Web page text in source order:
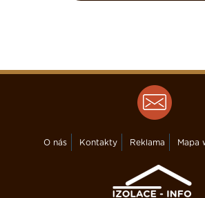
O nás Kontakty Reklama Mapa